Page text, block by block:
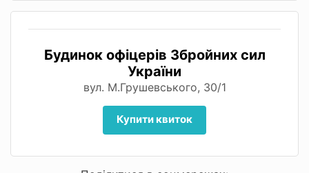
Будинок офіцерів Збройних сил
України
вул. М.Грушевського, 30/1
Купити квиток